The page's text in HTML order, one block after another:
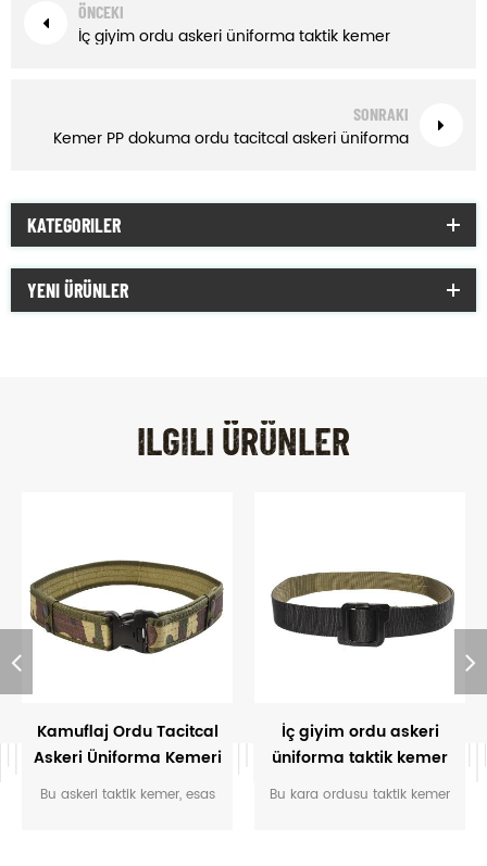
ÖNCEKI
İç giyim ordu askeri üniforma taktik kemer
SONRAKI
Kemer PP dokuma ordu tacitcal askeri üniforma
KATEGORILER
YENI ÜRÜNLER
ILGILI ÜRÜNLER
Kamuflaj Ordu Tacitcal
Askeri Üniforma Kemeri
Bu askeri taktik kemer, esas
İç giyim ordu askeri
üniforma taktik kemer
Bu kara ordusu taktik kemer